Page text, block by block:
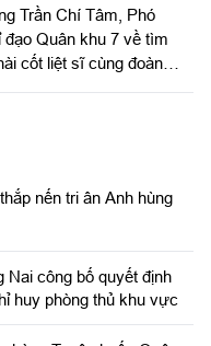
Trần Chí Tâm, Phó
Quân khu 7 về tìm
cốt liệt sĩ cùng đoàn
nến tri ân Anh hùng
Nai công bố quyết định
huy phòng thủ khu vực